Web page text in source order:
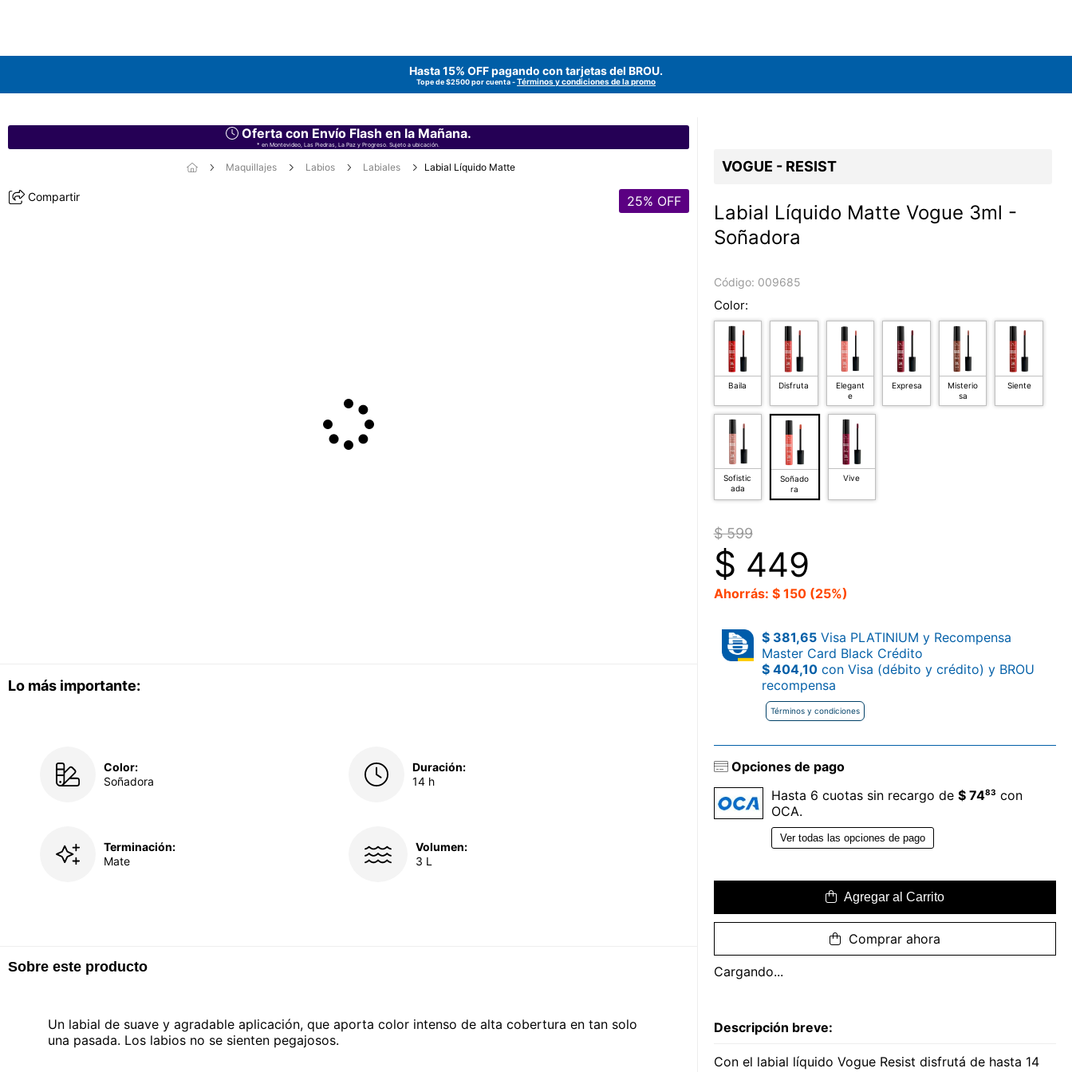
Hasta 15% OFF pagando con tarjetas del BROU.
Tope de $2500 por cuenta -Términos y condiciones de la promo
Oferta con Envío Flash en la Mañana.
* en Montevideo, Las Piedras, La Paz y Progreso. Sujeto a ubicación.
Maquillajes Labios Labiales Labial Líquido Matte
Compartir 25% OFF
Lo más importante:
Color:
Soñadora
Duración:
14 h
Terminación:
Mate
Volumen:
3 L
Sobre este producto
Un labial de suave y agradable aplicación, que aporta color intenso de alta cobertura en tan solo
una pasada. Los labios no se sienten pegajosos.
VOGUE - RESIST
Labial Líquido Matte Vogue 3ml -
Soñadora
Código: 009685
Color:
Baila Disfruta
Elegant
e
Expresa
Misterio
sa
Siente
Sofistic
ada
Soñado
ra
Vive
$ 599
$ 449
Ahorrás: $ 150 (25%)
$ 381,65Visa PLATINIUM y Recompensa
Master Card Black Crédito
$ 404,10con Visa (débito y crédito) y BROU
recompensa
Términos y condiciones
Opciones de pago
Hasta 6 cuotas sin recargo de $ 7483 con
OCA.
Ver todas las opciones de pago
Agregar al Carrito
Comprar ahora
Cargando...
Descripción breve:
Con el labial líquido Vogue Resist disfrutá de hasta 14